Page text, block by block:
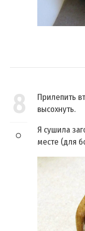
8
Прилепить
высохнуть.
Я сушила
месте (для